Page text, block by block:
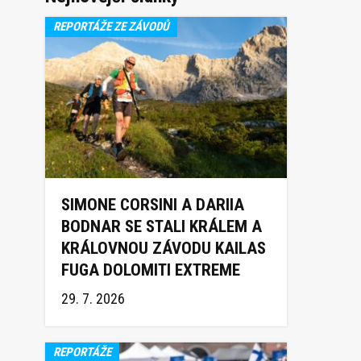
REPORTÁŽE ZE ZÁVODŮ
SIMONE CORSINI A DARIIA
BODNAR SE STALI KRÁLEM A
KRÁLOVNOU ZÁVODU KAILAS
FUGA DOLOMITI EXTREME
TRAIL 2026
29. 7. 2026
REPORTÁŽE